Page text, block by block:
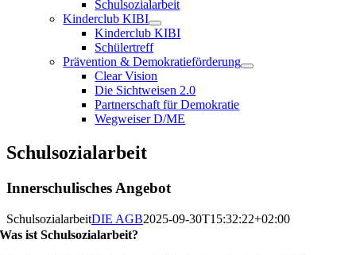
Schulsozialarbeit
Kinderclub KIBI
Kinderclub KIBI
Schülertreff
Prävention & Demokratieförderung
Clear Vision
Die Sichtweisen 2.0
Partnerschaft für Demokratie
Wegweiser D/ME
Schulsozialarbeit
Innerschulisches Angebot
SchulsozialarbeitDIE AGB2025-09-30T15:32:22+02:00
Was ist Schulsozialarbeit?